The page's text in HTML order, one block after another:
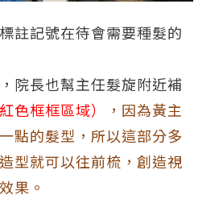
註記號在待會需要種髮的
院長也幫主任髮旋附近補
色框框區域）
，因為黃主
點的髮型，所以這部分多
型就可以往前梳，創造視
果。